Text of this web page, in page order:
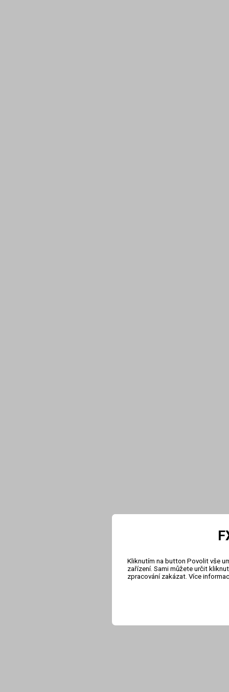
Kliknutím na button Povolit vše
zařízení. Sami můžete určit
zpracování zakázat. Více